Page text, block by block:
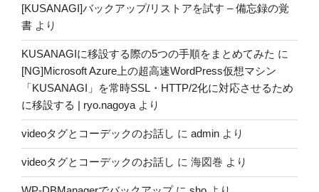
[KUSANAGI]バックアップ/リストアを試す – 備忘録の覚
書 より
KUSANAGIに移設する際の5つの手順をまとめてみた に
[NG]Microsoft Azure上の超高速WordPress仮想マシン
「KUSANAGI」を常時SSL・HTTP/2化に対応させるため
に移設する | ryo.nagoya より
videoタグとコーデックのお話し に admin より
videoタグとコーデックのお話し に 海図巻 より